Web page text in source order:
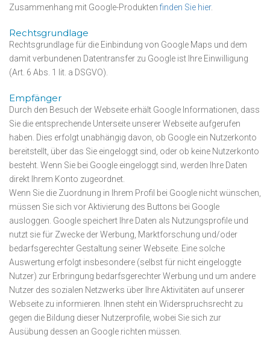
Zusammenhang mit Google-Produkten finden Sie hier.
Rechtsgrundlage
Rechtsgrundlage für die Einbindung von Google Maps und dem
damit verbundenen Datentransfer zu Google ist Ihre Einwilligung
(Art. 6 Abs. 1 lit. a DSGVO).
Empfänger
Durch den Besuch der Webseite erhält Google Informationen, dass
Sie die entsprechende Unterseite unserer Webseite aufgerufen
haben. Dies erfolgt unabhängig davon, ob Google ein Nutzerkonto
bereitstellt, über das Sie eingeloggt sind, oder ob keine Nutzerkonto
besteht. Wenn Sie bei Google eingeloggt sind, werden Ihre Daten
direkt Ihrem Konto zugeordnet.
Wenn Sie die Zuordnung in Ihrem Profil bei Google nicht wünschen,
müssen Sie sich vor Aktivierung des Buttons bei Google
ausloggen. Google speichert Ihre Daten als Nutzungsprofile und
nutzt sie für Zwecke der Werbung, Marktforschung und/oder
bedarfsgerechter Gestaltung seiner Webseite. Eine solche
Auswertung erfolgt insbesondere (selbst für nicht eingeloggte
Nutzer) zur Erbringung bedarfsgerechter Werbung und um andere
Nutzer des sozialen Netzwerks über Ihre Aktivitäten auf unserer
Webseite zu informieren. Ihnen steht ein Widerspruchsrecht zu
gegen die Bildung dieser Nutzerprofile, wobei Sie sich zur
Ausübung dessen an Google richten müssen.